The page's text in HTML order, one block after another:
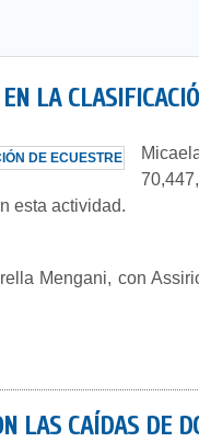
LA
esta actividad.
Mengani, con
LAS CAÍDAS DE